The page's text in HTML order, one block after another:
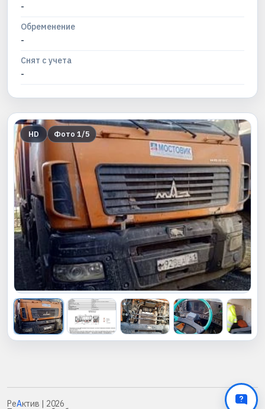
-
Обременение
-
Снят с учета
-
HD Фото 1/5
РеАктив | 2026